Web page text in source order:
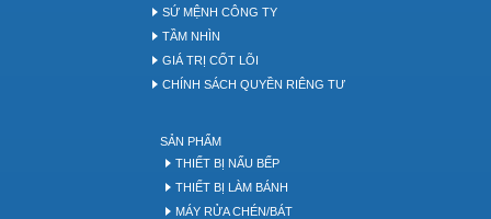
SỨ MỆNH CÔNG TY
TẦM NHÌN
GIÁ TRỊ CỐT LÕI
CHÍNH SÁCH QUYỀN RIÊNG TƯ
SẢN PHẨM
THIẾT BỊ NẤU BẾP
THIẾT BỊ LÀM BÁNH
MÁY RỬA CHÉN/BÁT